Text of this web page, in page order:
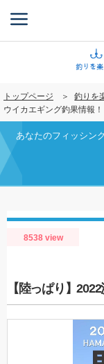
ン
ツ
移
動
釣りを
トップページ 釣りを
ウイカエギング釣果情報！
あなたのフィッシン
8538 view
【陸っぱり】